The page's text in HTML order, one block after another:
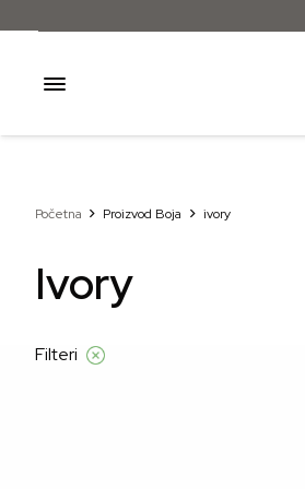
Početna Proizvod Boja ivory
Ivory
Filteri